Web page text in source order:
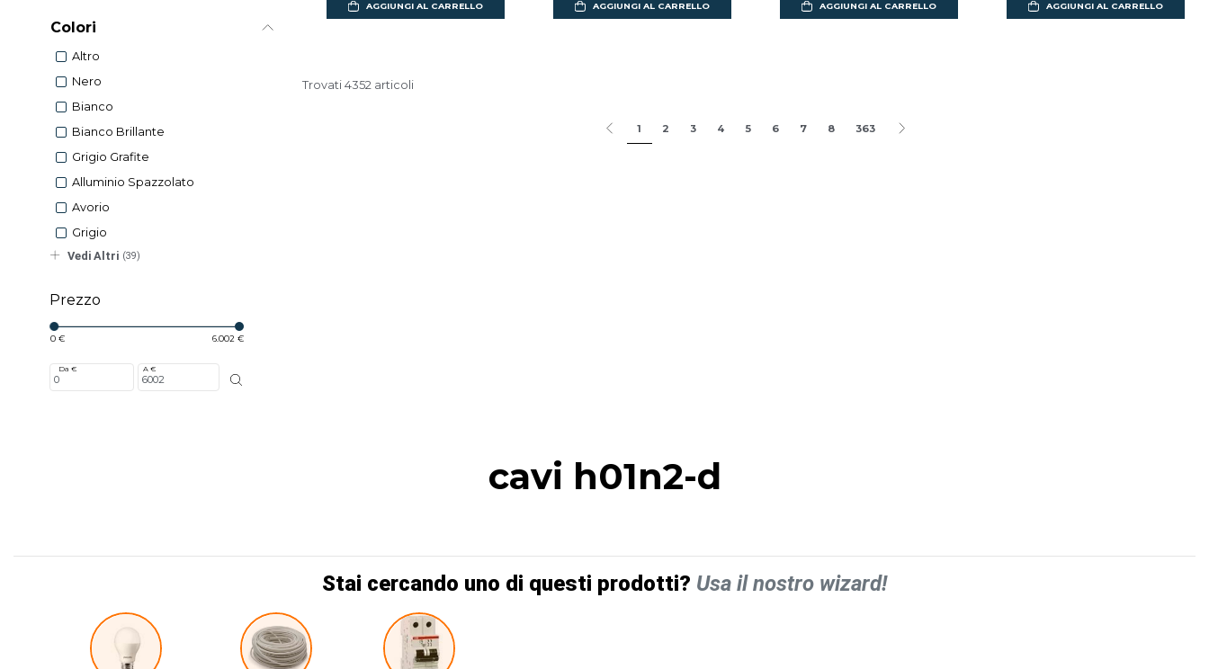
Colori
Altro
Nero
Bianco
Bianco Brillante
Grigio Grafite
Alluminio Spazzolato
Avorio
Grigio
Vedi Altri (39)
Prezzo
0 € 6.002 €
Da € A €
AGGIUNGI AL CARRELLO AGGIUNGI AL CARRELLO AGGIUNGI AL CARRELLO AGGIUNGI AL CARRELLO
Trovati 4352 articoli
1 2 3 4 5 6 7 8 363
cavi h01n2-d
Stai cercando uno di questi prodotti? Usa il nostro wizard!